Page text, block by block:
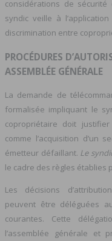
considérations de sécurité
syndic veille à
discrimination entre
PROCÉDURES
ASSEMBLÉE GÉNÉRALE
La demande de
formalisée impliquant le
copropriétaire doit
comme l’acquisition d’un
émetteur défaillant. Le
le cadre des règles établies
Les décisions
peuvent être déléguées
courantes. Cette
l’assemblée générale et